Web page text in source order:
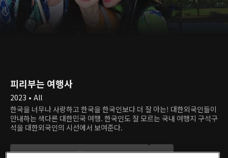
피리부는 여행사
2023 • All
한국을 너무나 사랑하고 한국을 한국인보다 더 잘 아는! 대한외국인들이
안내하는 색다른 대한민국 여행. 한국인도 잘 모르는 국내 여행지 구석구
석을 대한외국인의 시선에서 보여준다.